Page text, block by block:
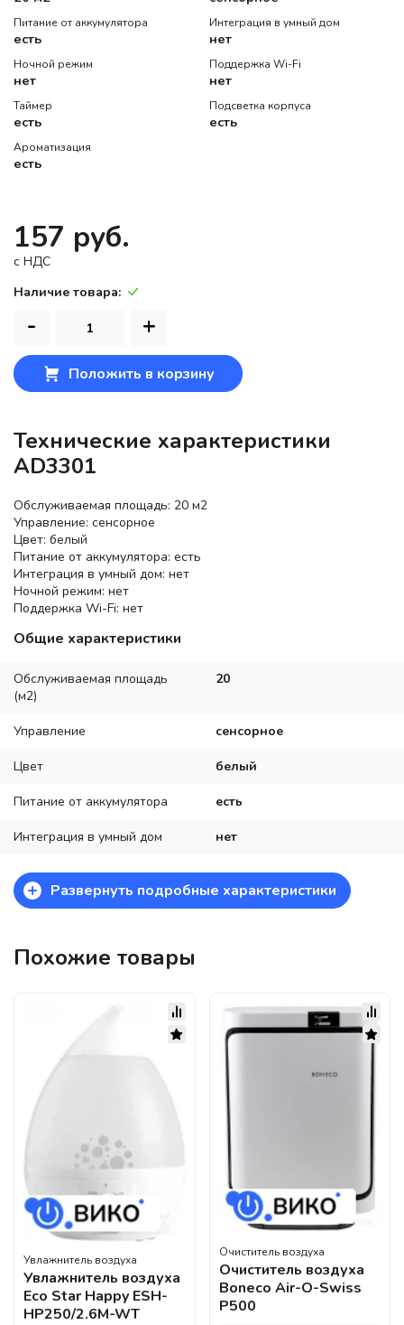
Питание от аккумулятора
есть
Интеграция в умный дом
нет
Ночной режим
нет
Поддержка Wi-Fi
нет
Таймер
есть
Подсветка корпуса
есть
Ароматизация
есть
157 руб.
c НДС
Наличие товара:
- +
Положить в корзину
Технические характеристики
AD3301
Обслуживаемая площадь: 20 м2
Управление: сенсорное
Цвет: белый
Питание от аккумулятора: есть
Интеграция в умный дом: нет
Ночной режим: нет
Поддержка Wi-Fi: нет
Общие характеристики
Обслуживаемая площадь
(м2)
20
Управление сенсорное
Цвет белый
Питание от аккумулятора есть
Интеграция в умный дом нет
+ Развернуть подробные характеристики
Похожие товары
Увлажнитель воздуха
Увлажнитель воздуха
Eco Star Happy ESH-
HP250/2.6M-WT
Очиститель воздуха
Очиститель воздуха
Boneco Air-O-Swiss
P500